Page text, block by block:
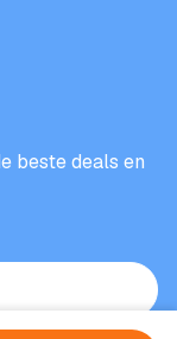
beste deals en